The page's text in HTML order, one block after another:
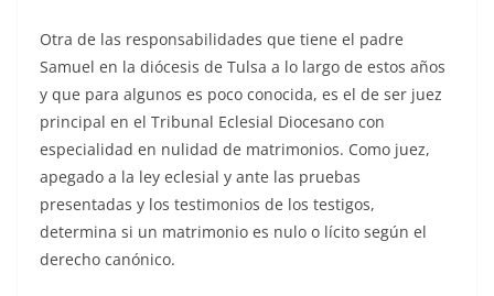
Otra de las responsabilidades que tiene el padre
Samuel en la diócesis de Tulsa a lo largo de estos años
y que para algunos es poco conocida, es el de ser juez
principal en el Tribunal Eclesial Diocesano con
especialidad en nulidad de matrimonios. Como juez,
apegado a la ley eclesial y ante las pruebas
presentadas y los testimonios de los testigos,
determina si un matrimonio es nulo o lícito según el
derecho canónico.